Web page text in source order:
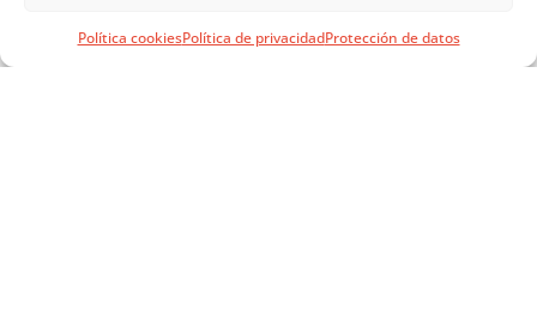
Política cookiesPolítica de privacidadProtección de datos